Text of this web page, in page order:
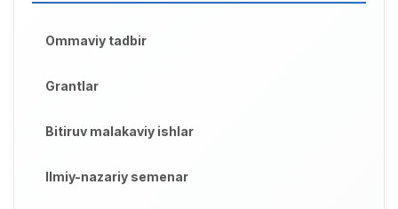
Ommaviy tadbir
Grantlar
Bitiruv malakaviy ishlar
Ilmiy-nazariy semenar